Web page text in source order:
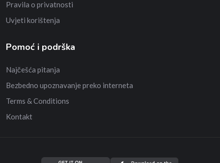
Pravila o privatnosti
Uvjeti korištenja
Pomoć i podrška
Najčešća pitanja
Bezbedno upoznavanje preko interneta
Terms & Conditions
Kontakt